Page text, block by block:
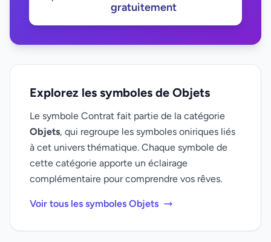
gratuitement
Explorez les symboles de Objets
Le symbole Contrat fait partie de la catégorie
Objets, qui regroupe les symboles oniriques liés
à cet univers thématique. Chaque symbole de
cette catégorie apporte un éclairage
complémentaire pour comprendre vos rêves.
Voir tous les symboles Objets